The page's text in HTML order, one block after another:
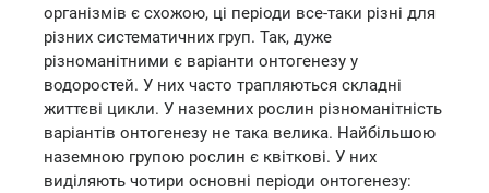
організмів є схожою, ці періоди все-таки різні для
різних систематичних груп. Так, дуже
різноманітними є варіанти онтогенезу у
водоростей. У них часто трапляються складні
життєві цикли. У наземних рослин різноманітність
варіантів онтогенезу не така велика. Найбільшою
наземною групою рослин є квіткові. У них
виділяють чотири основні періоди онтогенезу: